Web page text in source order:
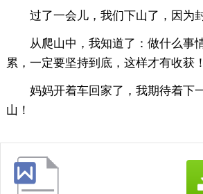
过了一会儿，我们下山了，因为
从爬山中，我知道了：做什么事
累，一定要坚持到底，这样才有收获！
妈妈开着车回家了，我期待着下
山！